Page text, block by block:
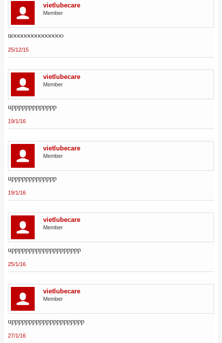
vietlubecare
Member
uooooooooooooooo
25/12/15
vietlubecare
Member
uppppppppppppp
19/1/16
vietlubecare
Member
uppppppppppppp
19/1/16
vietlubecare
Member
upppppppppppppppppppp
25/1/16
vietlubecare
Member
uppppppppppppppppppppp
27/1/16